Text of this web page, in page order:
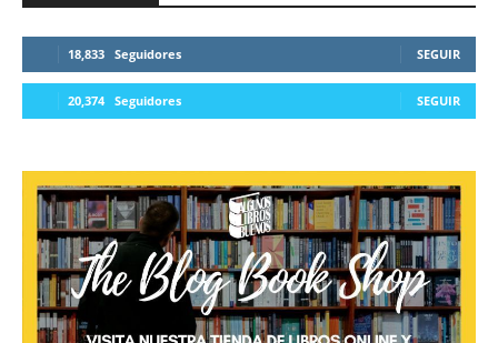
18,833 Seguidores SEGUIR
20,374 Seguidores SEGUIR